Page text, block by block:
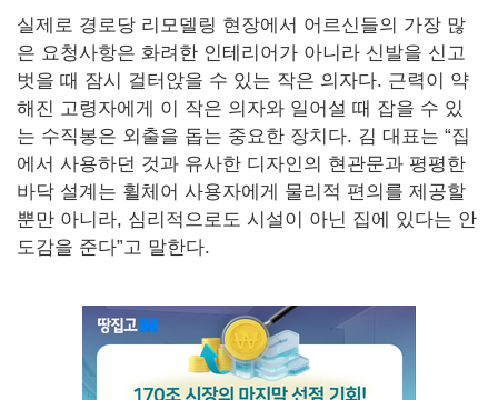
실제로 경로당 리모델링 현장에서 어르신들의 가장 많
은 요청사항은 화려한 인테리어가 아니라 신발을 신고
벗을 때 잠시 걸터앉을 수 있는 작은 의자다. 근력이 약
해진 고령자에게 이 작은 의자와 일어설 때 잡을 수 있
는 수직봉은 외출을 돕는 중요한 장치다. 김 대표는 “집
에서 사용하던 것과 유사한 디자인의 현관문과 평평한
바닥 설계는 휠체어 사용자에게 물리적 편의를 제공할
뿐만 아니라, 심리적으로도 시설이 아닌 집에 있다는 안
도감을 준다”고 말한다.